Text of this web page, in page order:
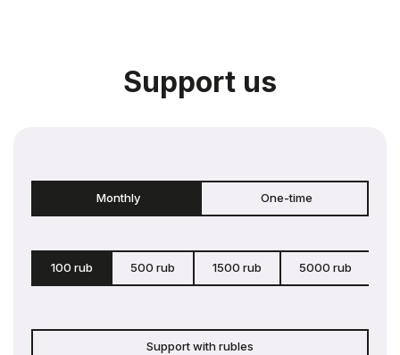
Support us
Monthly One-time
100 rub 500 rub 1500 rub 5000 rub
Support with rubles